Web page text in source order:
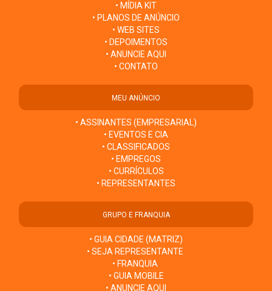
• MÍDIA KIT
• PLANOS DE ANÚNCIO
• WEB SITES
• DEPOIMENTOS
• ANUNCIE AQUI
• CONTATO
MEU ANÚNCIO
• ASSINANTES (EMPRESARIAL)
• EVENTOS E CIA
• CLASSIFICADOS
• EMPREGOS
• CURRÍCULOS
• REPRESENTANTES
GRUPO E FRANQUIA
• GUIA CIDADE (MATRIZ)
• SEJA REPRESENTANTE
• FRANQUIA
• GUIA MOBILE
• ANUNCIE AQUI